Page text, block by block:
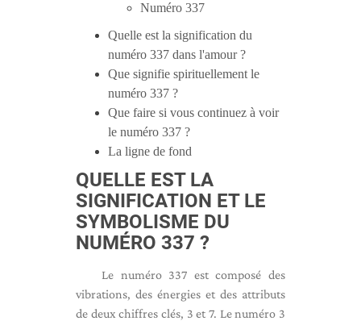
Numéro 337
Quelle est la signification du
numéro 337 dans l'amour ?
Que signifie spirituellement le
numéro 337 ?
Que faire si vous continuez à voir
le numéro 337 ?
La ligne de fond
QUELLE EST LA
SIGNIFICATION ET LE
SYMBOLISME DU
NUMÉRO 337 ?
Le numéro 337 est composé des
vibrations, des énergies et des attributs
de deux chiffres clés, 3 et 7. Le numéro 3